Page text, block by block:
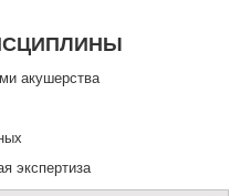
акушерства
экспертиза